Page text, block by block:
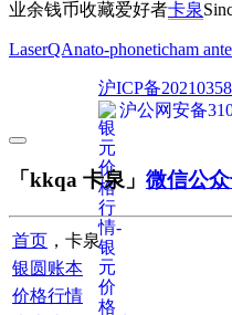
业余钱币收藏爱好者卡泉
LaserQAnato-phoneticham
沪ICP备
沪公网安备
「kkqa 卡泉」 微信公
首页 ，卡泉
银圆账本
价格行情